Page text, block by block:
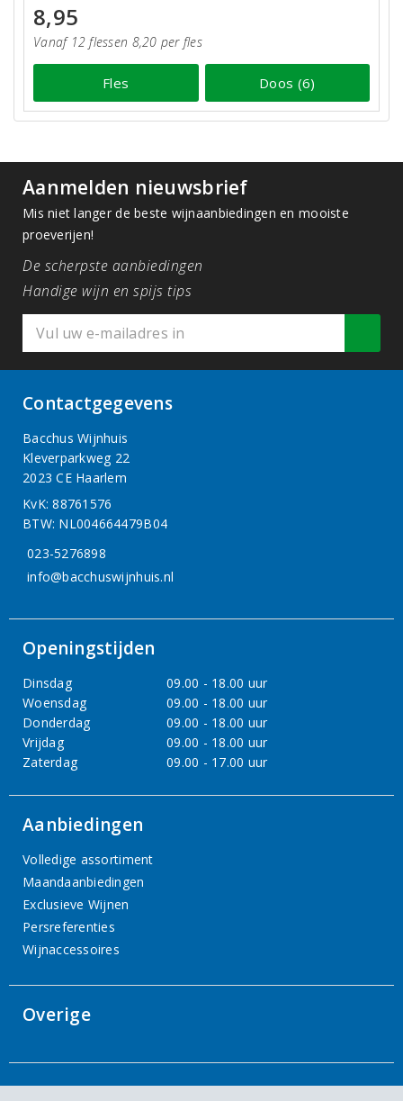
8,95
Vanaf 12 flessen 8,20 per fles
Fles Doos (6)
Aanmelden nieuwsbrief
Mis niet langer de beste wijnaanbiedingen en mooiste
proeverijen!
De scherpste aanbiedingen
Handige wijn en spijs tips
Contactgegevens
Bacchus Wijnhuis
Kleverparkweg 22
2023 CE Haarlem
KvK: 88761576
BTW: NL004664479B04
023-5276898
info@bacchuswijnhuis.nl
Openingstijden
Dinsdag
09.00 - 18.00 uur
Woensdag
09.00 - 18.00 uur
Donderdag
09.00 - 18.00 uur
Vrijdag
09.00 - 18.00 uur
Zaterdag
09.00 - 17.00 uur
Aanbiedingen
Volledige assortiment
Maandaanbiedingen
Exclusieve Wijnen
Persreferenties
Wijnaccessoires
Overige